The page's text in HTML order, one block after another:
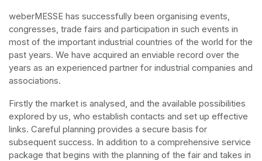
weberMESSE has successfully been organising events,
congresses, trade fairs and participation in such events in
most of the important industrial countries of the world for the
past years. We have acquired an enviable record over the
years as an experienced partner for industrial companies and
associations.
Firstly the market is analysed, and the available possibilities
explored by us, who establish contacts and set up effective
links. Careful planning provides a secure basis for
subsequent success. In addition to a comprehensive service
package that begins with the planning of the fair and takes in